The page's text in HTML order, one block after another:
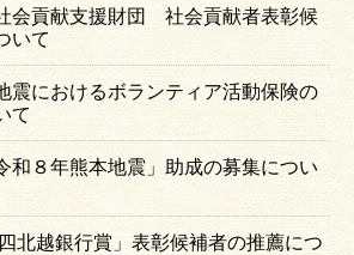
会貢献支援財団 社会貢献者表彰候
いて
震におけるボランティア活動保険の
て
和８年熊本地震」助成の募集につい
北越銀行賞」表彰候補者の推薦につ